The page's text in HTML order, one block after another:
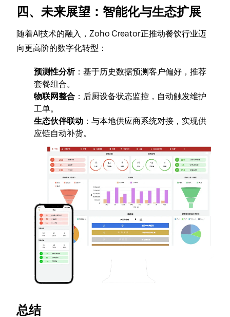
四、未来展望：智能化与生态扩展
随着AI技术的融入，Zoho Creator正推动餐饮行业迈
向更高阶的数字化转型：
预测性分析：基于历史数据预测客户偏好，推荐
套餐组合。
物联网整合 ：后厨设备状态监控，自动触发维护
工单。
生态伙伴联动 ：与本地供应商系统对接，实现供
应链自动补货。
总结